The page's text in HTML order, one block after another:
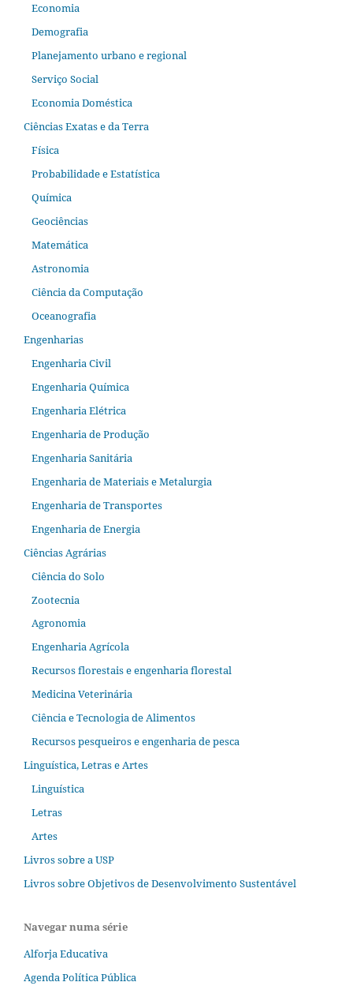
Economia
Demografia
Planejamento urbano e regional
Serviço Social
Economia Doméstica
Ciências Exatas e da Terra
Física
Probabilidade e Estatística
Química
Geociências
Matemática
Astronomia
Ciência da Computação
Oceanografia
Engenharias
Engenharia Civil
Engenharia Química
Engenharia Elétrica
Engenharia de Produção
Engenharia Sanitária
Engenharia de Materiais e Metalurgia
Engenharia de Transportes
Engenharia de Energia
Ciências Agrárias
Ciência do Solo
Zootecnia
Agronomia
Engenharia Agrícola
Recursos florestais e engenharia florestal
Medicina Veterinária
Ciência e Tecnologia de Alimentos
Recursos pesqueiros e engenharia de pesca
Linguística, Letras e Artes
Linguística
Letras
Artes
Livros sobre a USP
Livros sobre Objetivos de Desenvolvimento Sustentável
Navegar numa série
Alforja Educativa
Agenda Política Pública